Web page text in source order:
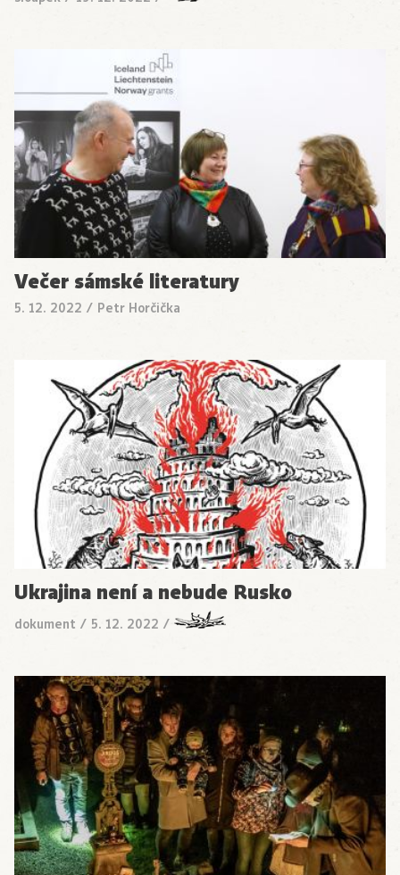
Večer sámské literatury
5. 12. 2022 / Petr Horčička
Ukrajina není a nebude Rusko
dokument / 5. 12. 2022 /